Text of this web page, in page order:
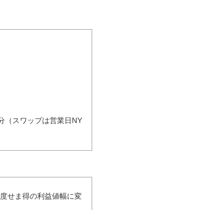
（スワップは営業日NY
せま得の利益値幅に変